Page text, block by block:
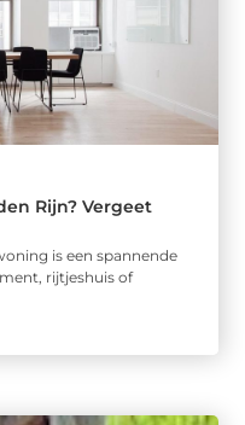
Rijn? Vergeet
is een spannende
rijtjeshuis of